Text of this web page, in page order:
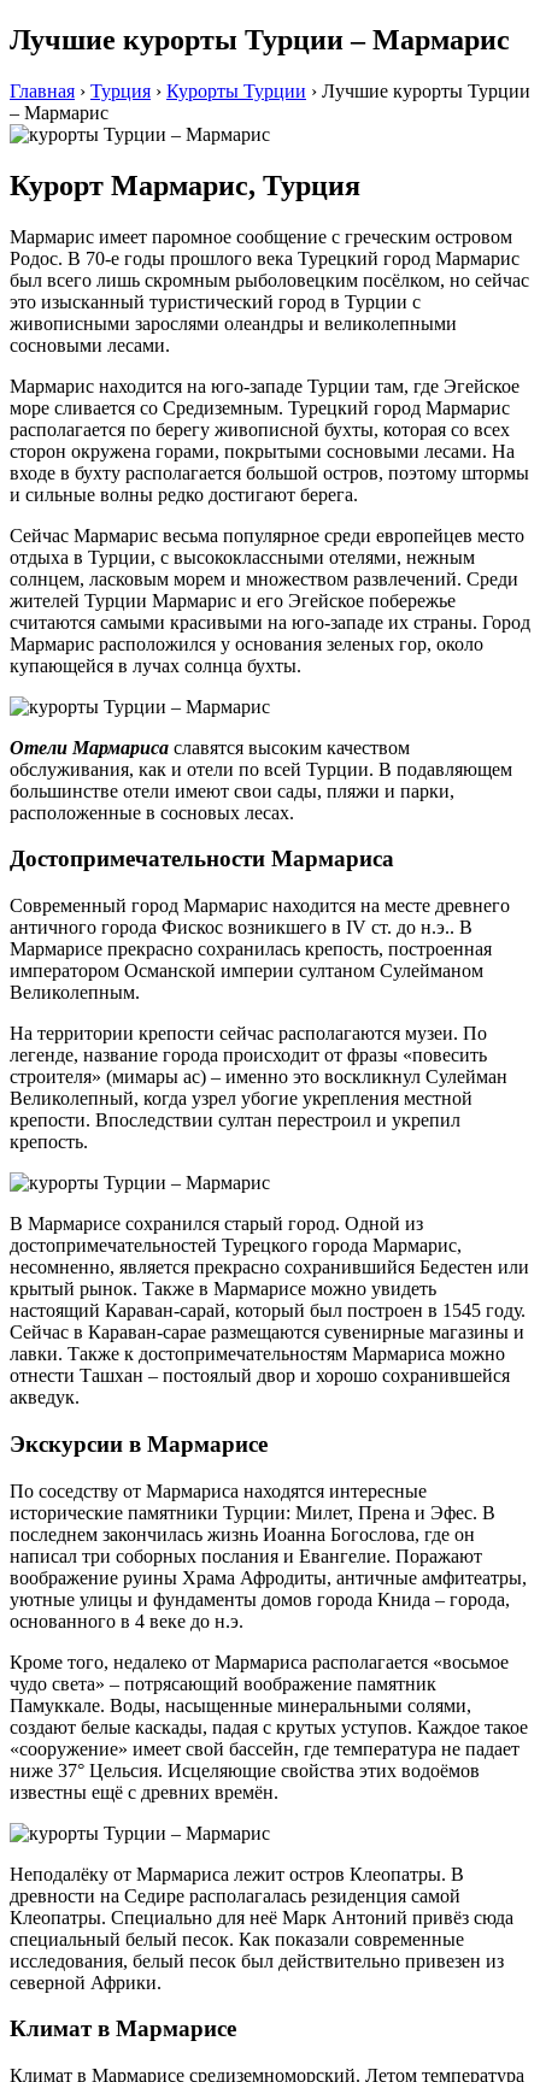
Лучшие курорты Турции – Мармарис
Главная › Турция › Курорты Турции › Лучшие курорты Турции
– Мармарис
Курорт Мармарис, Турция
Мармарис имеет паромное сообщение с греческим островом
Родос. В 70-е годы прошлого века Турецкий город Мармарис
был всего лишь скромным рыболовецким посёлком, но сейчас
это изысканный туристический город в Турции с
живописными зарослями олеандры и великолепными
сосновыми лесами.
Мармарис находится на юго-западе Турции там, где Эгейское
море сливается со Средиземным. Турецкий город Мармарис
располагается по берегу живописной бухты, которая со всех
сторон окружена горами, покрытыми сосновыми лесами. На
входе в бухту располагается большой остров, поэтому штормы
и сильные волны редко достигают берега.
Сейчас Мармарис весьма популярное среди европейцев место
отдыха в Турции, с высококлассными отелями, нежным
солнцем, ласковым морем и множеством развлечений. Среди
жителей Турции Мармарис и его Эгейское побережье
считаются самыми красивыми на юго-западе их страны. Город
Мармарис расположился у основания зеленых гор, около
купающейся в лучах солнца бухты.
Отели Мармариса славятся высоким качеством
обслуживания, как и отели по всей Турции. В подавляющем
большинстве отели имеют свои сады, пляжи и парки,
расположенные в сосновых лесах.
Достопримечательности Мармариса
Современный город Мармарис находится на месте древнего
античного города Фискос возникшего в IV ст. до н.э.. В
Мармарисе прекрасно сохранилась крепость, построенная
императором Османской империи султаном Сулейманом
Великолепным.
На территории крепости сейчас располагаются музеи. По
легенде, название города происходит от фразы «повесить
строителя» (мимары ас) – именно это воскликнул Сулейман
Великолепный, когда узрел убогие укрепления местной
крепости. Впоследствии султан перестроил и укрепил
крепость.
В Мармарисе сохранился старый город. Одной из
достопримечательностей Турецкого города Мармарис,
несомненно, является прекрасно сохранившийся Бедестен или
крытый рынок. Также в Мармарисе можно увидеть
настоящий Караван-сарай, который был построен в 1545 году.
Сейчас в Караван-сарае размещаются сувенирные магазины и
лавки. Также к достопримечательностям Мармариса можно
отнести Ташхан – постоялый двор и хорошо сохранившейся
акведук.
Экскурсии в Мармарисе
По соседству от Мармариса находятся интересные
исторические памятники Турции: Милет, Прена и Эфес. В
последнем закончилась жизнь Иоанна Богослова, где он
написал три соборных послания и Евангелие. Поражают
воображение руины Храма Афродиты, античные амфитеатры,
уютные улицы и фундаменты домов города Книда – города,
основанного в 4 веке до н.э.
Кроме того, недалеко от Мармариса располагается «восьмое
чудо света» – потрясающий воображение памятник
Памуккале. Воды, насыщенные минеральными солями,
создают белые каскады, падая с крутых уступов. Каждое такое
«сооружение» имеет свой бассейн, где температура не падает
ниже 37° Цельсия. Исцеляющие свойства этих водоёмов
известны ещё с древних времён.
Неподалёку от Мармариса лежит остров Клеопатры. В
древности на Седире располагалась резиденция самой
Клеопатры. Специально для неё Марк Антоний привёз сюда
специальный белый песок. Как показали современные
исследования, белый песок был действительно привезен из
северной Африки.
Климат в Мармарисе
Климат в Мармарисе средиземноморский. Летом температура